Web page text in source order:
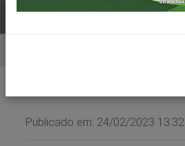
Publicado em: 24/02/2023 13:32